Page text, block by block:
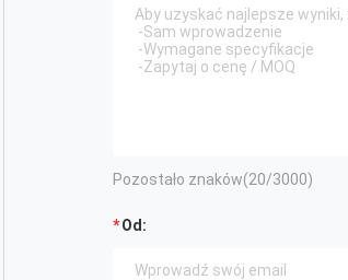
Pozostało znaków(20/3000)
Od: